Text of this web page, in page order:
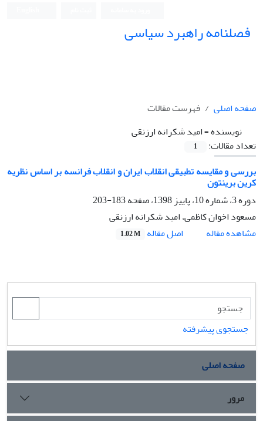
فصلنامه راهبرد سیاسی
صفحه اصلی
فهرست مقالات
نویسنده =امید شکرانه ارزنقی
تعداد مقالات:
1
بررسی و مقایسه تطبیقی انقلاب ایران و انقلاب فرانسه بر اساس نظریه
کرین برینتون
دوره 3، شماره 10، پاییز 1398، صفحه
183-203
مسعود اخوان کاظمی، امید شکرانه ارزنقی
مشاهده مقاله
اصل مقاله 1.02 M
جستجوی پیشرفته
صفحه اصلی
مرور